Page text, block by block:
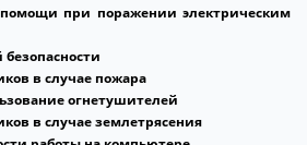
при поражении электрическим
в случае пожара
огнетушителей
в случае землетрясения